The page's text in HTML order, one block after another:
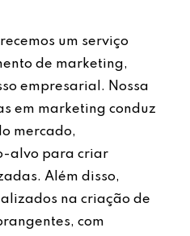
um serviço
de marketing,
empresarial. Nossa
em marketing conduz
mercado,
alvo para criar
Além disso,
na criação de
com